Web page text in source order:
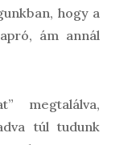
hogy a
ám annál
megtalálva,
túl tudunk